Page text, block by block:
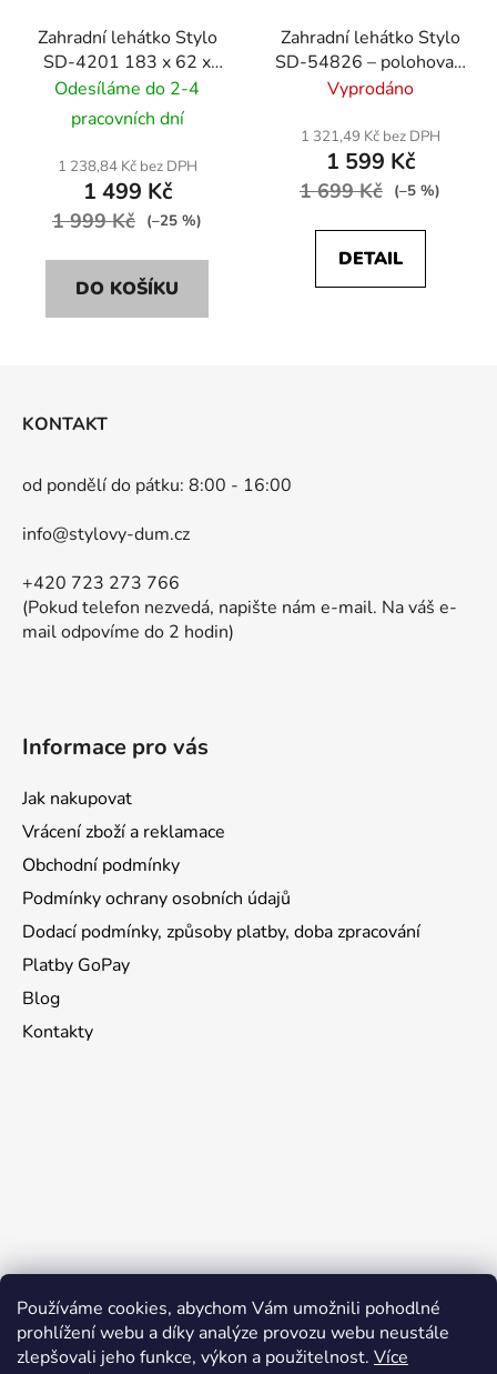
Používáme cookies, abychom Vám umožnili pohodlné
prohlížení webu a díky analýze provozu webu neustále
zlepšovali jeho funkce, výkon a použitelnost. Více
Zahradní lehátko Stylo
SD-4201 183 x 62 x
44cm - béžová
Odesíláme do 2-4
pracovních dní
1 238,84 Kč bez DPH
1 499 Kč
1 999 Kč (–25 %)
DO KOŠÍKU
Zahradní lehátko Stylo
SD-54826 – polohovací
(5 poloh) - šedá
Vyprodáno
1 321,49 Kč bez DPH
1 599 Kč
1 699 Kč (–5 %)
DETAIL
KONTAKT
od pondělí do pátku: 8:00 - 16:00
info@stylovy-dum.cz
+420 723 273 766
(Pokud telefon nezvedá, napište nám e-mail. Na váš e-
mail odpovíme do 2 hodin)
Informace pro vás
Jak nakupovat
Vrácení zboží a reklamace
Obchodní podmínky
Podmínky ochrany osobních údajů
Dodací podmínky, způsoby platby, doba zpracování
Platby GoPay
Blog
Kontakty